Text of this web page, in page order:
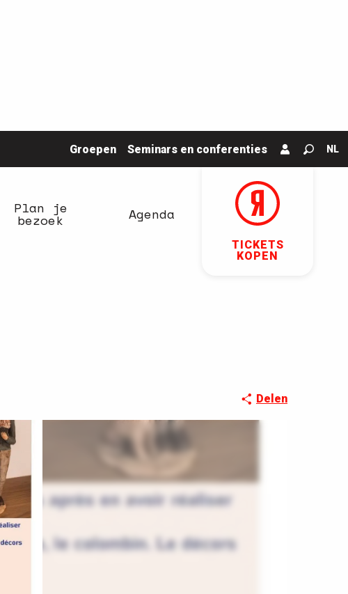
Groepen Seminars en conferenties
Zoek
NL
TICKETS
KOPEN
Plan je
bezoek Agenda
Delen